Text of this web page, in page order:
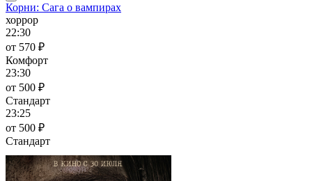
Корни: Сага о вампирах
хоррор
22:30
от 570 ₽
Комфорт
23:30
от 500 ₽
Стандарт
23:25
от 500 ₽
Стандарт